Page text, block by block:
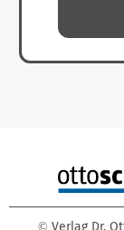
© Verlag Dr.